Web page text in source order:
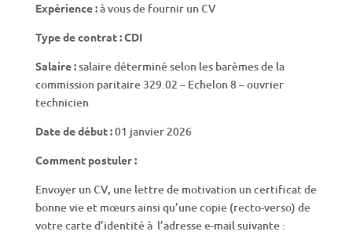
Expérience :à vous de fournir un CV
Type de contrat : CDI
Salaire :salaire déterminé selon les barèmes de la
commission paritaire 329.02 – Echelon 8 – ouvrier
technicien
Date de début :01 janvier 2026
Comment postuler :
Envoyer un CV, une lettre de motivation un certificat de
bonne vie et mœurs ainsi qu’une copie (recto-verso) de
votre carte d’identité à l’adresse e-mail suivante :